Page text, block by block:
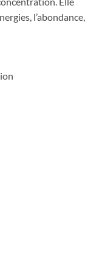
l’abondance,